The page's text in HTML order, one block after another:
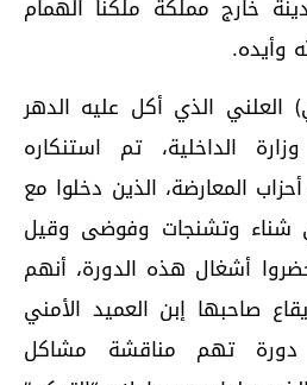
خارج مملكة ملكنا الهمام
وأيده.
العلني الذي أكل عليه الدهر
الداخلية، تم استنكاره
المعارضة، الذين دخلوا مع
شناء وتشنجات وفوضى وقيل
أشغال هذه الدورة، أنهم
صاحبها إبن العميد الأمني
تهم مناقشة مشاكل